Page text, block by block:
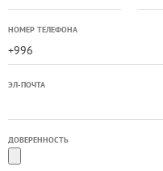
НОМЕР ТЕЛЕФОНА
ЭЛ-ПОЧТА
ДОВЕРЕННОСТЬ